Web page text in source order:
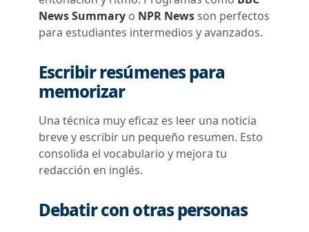
News Summary o NPR Newsson perfectos
para estudiantes intermedios y avanzados.
Escribir resúmenes para
memorizar
Una técnica muy eficaz es leer una noticia
breve y escribir un pequeño resumen. Esto
consolida el vocabulario y mejora tu
redacción en inglés.
Debatir con otras personas